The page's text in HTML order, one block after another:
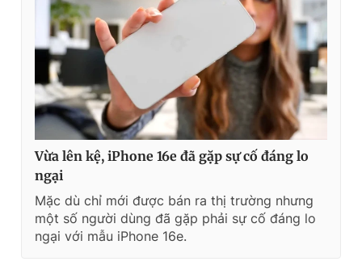
Vừa lên kệ, iPhone 16e đã gặp sự cố đáng lo
ngại
Mặc dù chỉ mới được bán ra thị trường nhưng
một số người dùng đã gặp phải sự cố đáng lo
ngại với mẫu iPhone 16e.